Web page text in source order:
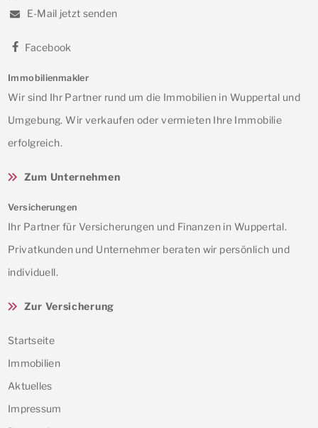
E-Mail jetzt senden
Facebook
Immobilienmakler
Wir sind Ihr Partner rund um die Immobilien in Wuppertal und
Umgebung. Wir verkaufen oder vermieten Ihre Immobilie
erfolgreich.
Zum Unternehmen
Versicherungen
Ihr Partner für Versicherungen und Finanzen in Wuppertal.
Privatkunden und Unternehmer beraten wir persönlich und
individuell.
Zur Versicherung
Startseite
Immobilien
Aktuelles
Impressum